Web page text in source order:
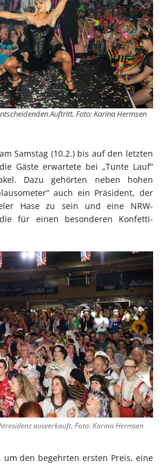
Auftritt, Foto: Karina Hermsen
Samstag (10.2.) bis auf den letzten
Gäste erwartete bei „Tunte Lauf“
Dazu gehörten neben hohen
auch ein Präsident, der
Hase zu sein und eine NRW-
für einen besonderen Konfetti-
ausverkauft, Foto: Karina Hermsen
den begehrten ersten Preis, eine